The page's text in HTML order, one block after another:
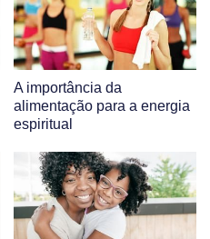
A importância da
alimentação para a energia
espiritual